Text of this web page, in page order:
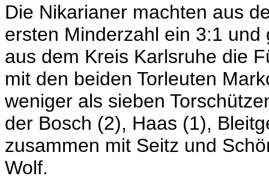
Die Nikarianer machten aus
ersten Minderzahl ein 3:1
aus dem Kreis Karlsruhe die
mit den beiden Torleuten
weniger als sieben
der Bosch (2), Haas (1),
zusammen mit Seitz und
Wolf.